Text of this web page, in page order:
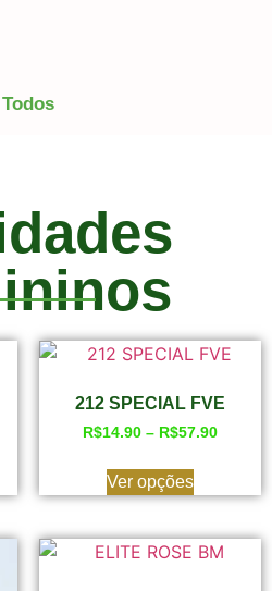
Todos
212 SPECIAL FVE
R$14.90 – R$57.90
Ver opções